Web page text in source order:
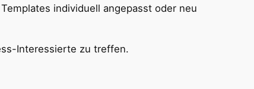
individuell angepasst oder neu
Interessierte zu treffen.